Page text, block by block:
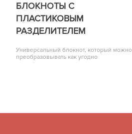
БЛОКНОТЫ С
ПЛАСТИКОВЫМ
РАЗДЕЛИТЕЛЕМ
Универсальный блокнот, который можно
преобразовывать как угодно